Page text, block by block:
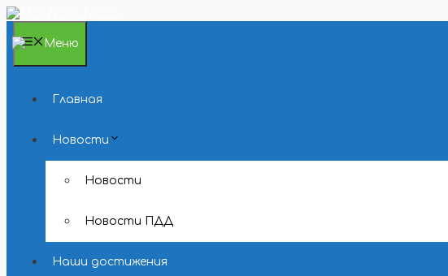
Перейти
содержимому
Меню
Главная
Новости
Новости
Новости ПДД
Наши достижения